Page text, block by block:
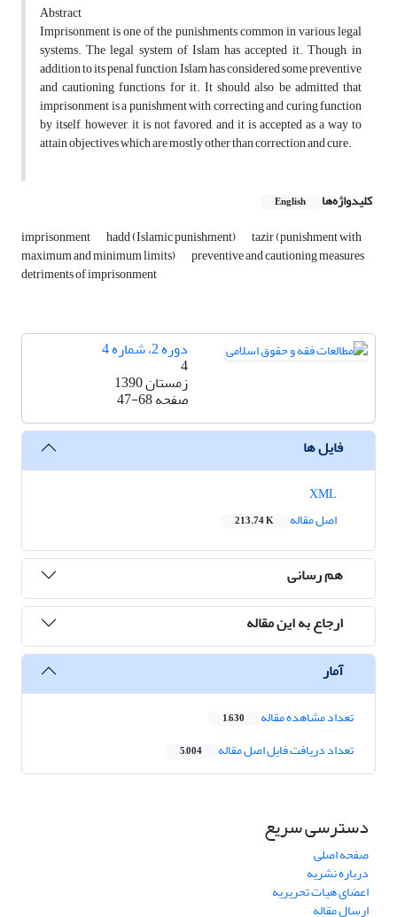
Abstract
Imprisonment is one of the punishments common in various legal
systems. The legal system of Islam has accepted it. Though, in
addition to its penal function, Islam has considered some preventive
and cautioning functions for it. It should also be admitted that
imprisonment is a punishment with correcting and curing function
by itself, however, it is not favored, and it is accepted as a way to
attain objectives which are mostly other than correction and cure.
کلیدواژه‌ها English
imprisonment hadd (Islamic punishment) tazir (punishment with
maximum and minimum limits) preventive and cautioning measures
detriments of imprisonment
دوره 2، شماره 4
4
زمستان 1390
صفحه47-68
فایل ها
اصل مقاله
213.74 K
هم رسانی
ارجاع به این مقاله
آمار
تعداد مشاهده مقاله 1,630
تعداد دریافت فایل اصل مقاله 5,004
دسترسی سریع
صفحه اصلی
درباره نشریه
اعضای هیات تحریریه
ارسال مقاله